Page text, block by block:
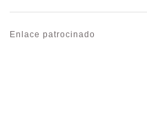
Enlace patrocinado